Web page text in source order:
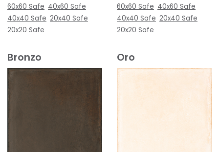
60x60 Safe 40x60 Safe
40x40 Safe 20x40 Safe
20x20 Safe
60x60 Safe 40x60 Safe
40x40 Safe 20x40 Safe
20x20 Safe
Bronzo Oro